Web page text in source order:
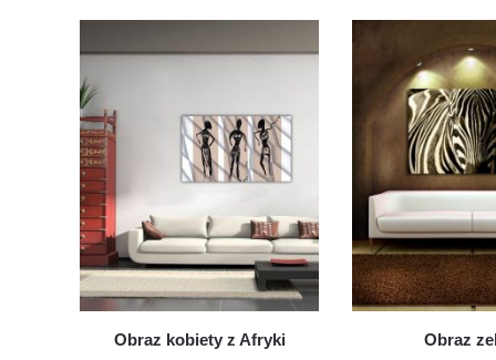
wiele
wybrać
na
stronie
Obraz kobiety z Afryki Obraz